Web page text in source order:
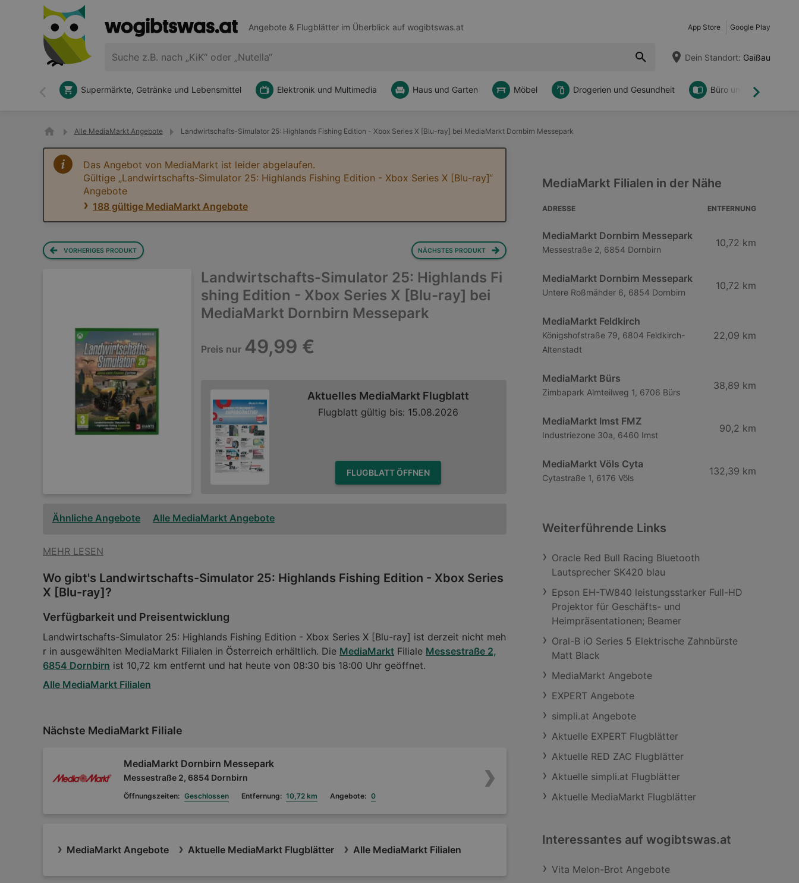
Angebote & Flugblätter im Überblick auf wogibtswas.at App Store Google Play
Dein Standort: Gaißau
Zurück Weiter
Supermärkte, Getränke und Lebensmittel Elektronik und Multimedia Haus und Garten Möbel Drogerien und Gesundheit Büro und DIY
Alle MediaMarkt Angebote Landwirtschafts-Simulator 25: Highlands Fishing Edition - Xbox Series X [Blu-ray] bei MediaMarkt Dornbirn Messepark
Das Angebot von MediaMarkt ist leider abgelaufen.
Gültige „Landwirtschafts-Simulator 25: Highlands Fishing Edition - Xbox Series X [Blu-ray]“
Angebote
188 gültige MediaMarkt Angebote
VORHERIGES PRODUKT NÄCHSTES PRODUKT
Landwirtschafts-Simulator 25: Highlands Fi
shing Edition - Xbox Series X [Blu-ray] bei
MediaMarkt Dornbirn Messepark
Preis nur 49,99 €
Aktuelles MediaMarkt Flugblatt
Flugblatt gültig bis: 15.08.2026
FLUGBLATT ÖFFNEN
Ähnliche Angebote Alle MediaMarkt Angebote
MEHR LESEN
Wo gibt's Landwirtschafts-Simulator 25: Highlands Fishing Edition - Xbox Series
X [Blu-ray]?
Verfügbarkeit und Preisentwicklung
Landwirtschafts-Simulator 25: Highlands Fishing Edition - Xbox Series X [Blu-ray] ist derzeit nicht meh
r in ausgewählten MediaMarkt Filialen in Österreich erhältlich. Die MediaMarkt Filiale Messestraße 2,
6854 Dornbirn ist 10,72 km entfernt und hat heute von 08:30 bis 18:00 Uhr geöffnet.
Alle MediaMarkt Filialen
Nächste MediaMarkt Filiale
MediaMarkt Dornbirn Messepark
Messestraße 2, 6854 Dornbirn
Öffnungszeiten: Geschlossen Entfernung: 10,72 km Angebote: 0
MediaMarkt Angebote Aktuelle MediaMarkt Flugblätter Alle MediaMarkt Filialen
MediaMarkt Filialen in der Nähe
ADRESSE ENTFERNUNG
MediaMarkt Dornbirn Messepark
Messestraße 2, 6854 Dornbirn
10,72 km
MediaMarkt Dornbirn Messepark
Untere Roßmähder 6, 6854 Dornbirn
10,72 km
MediaMarkt Feldkirch
Königshofstraße 79, 6804 Feldkirch-
Altenstadt
22,09 km
MediaMarkt Bürs
Zimbapark Almteilweg 1, 6706 Bürs
38,89 km
MediaMarkt Imst FMZ
Industriezone 30a, 6460 Imst
90,2 km
MediaMarkt Völs Cyta
Cytastraße 1, 6176 Völs
132,39 km
Weiterführende Links
Oracle Red Bull Racing Bluetooth
Lautsprecher SK420 blau
Epson EH-TW840 leistungsstarker Full-HD
Projektor für Geschäfts- und
Heimpräsentationen; Beamer
Oral-B iO Series 5 Elektrische Zahnbürste
Matt Black
MediaMarkt Angebote
EXPERT Angebote
simpli.at Angebote
Aktuelle EXPERT Flugblätter
Aktuelle RED ZAC Flugblätter
Aktuelle simpli.at Flugblätter
Aktuelle MediaMarkt Flugblätter
Interessantes auf wogibtswas.at
Vita Melon-Brot Angebote